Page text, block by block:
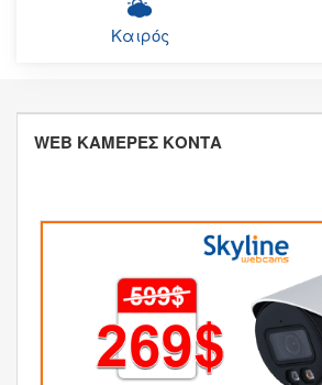
Καιρός
WEB ΚΑΜΕΡΕΣ ΚΟΝΤΑ